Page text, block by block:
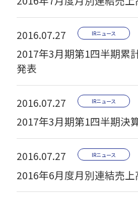
2016.07.27 IRニュース
2017年3月期第1四半期累
発表
2016.07.27 IRニュース
2017年3月期第1四半期決
2016.07.27 IRニュース
2016年6月度月別連結売